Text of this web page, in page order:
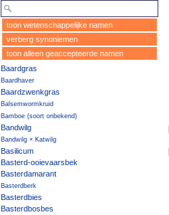
toon wetenschappelijke namen
verberg synoniemen
toon alleen geaccepteerde namen
Baardgras
Baardhaver
Baardzwenkgras
Balsemwormkruid
Bamboe (soort onbekend)
Bandwilg
Bandwilg × Katwilg
Basilicum
Basterd-ooievaarsbek
Basterdamarant
Basterdberk
Basterdbies
Basterdbosbes